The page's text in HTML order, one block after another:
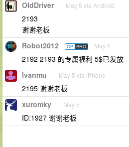
OIdDriver May 5 via Android
2193
谢谢老板
Robot2012 OP PRO May 5
2192 2193 的专属福利 5$已发放
lvanmu May 5 via iPhone
2195 谢谢老板
xuromky May 5
ID:1927 谢谢老板